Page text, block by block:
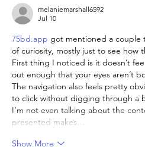
melaniemarshall6592
Jul 10
75bd.app got mentioned a couple
of curiosity, mostly just to see how
First thing I noticed is it doesn’t
out enough that your eyes aren’t
The navigation also feels pretty
to click without digging through a
I’m not even talking about the
presented makes…
Show More